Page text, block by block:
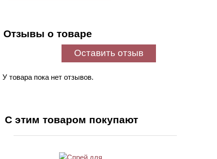
Отзывы о товаре
Оставить отзыв
У товара пока нет отзывов.
С этим товаром покупают